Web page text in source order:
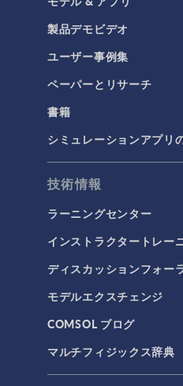
製品デモビデオ
ユーザー事例集
ペーパーとリサーチ
書籍
シミュレーションアプリ
技術情報
ラーニングセンター
インストラクタートレー
ディスカッションフォー
モデルエクスチェンジ
COMSOL ブログ
マルチフィジックス辞典